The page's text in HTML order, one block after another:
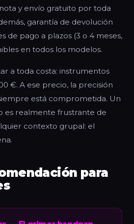
y envío gratuito por toda
garantía de devolución
de pago a plazos (3 o 4 meses,
en todos los modelos.
a toda costa: instrumentos
€. A ese precio, la precisión
está comprometida. Un
es realmente frustrante de
contexto grupal: el
para